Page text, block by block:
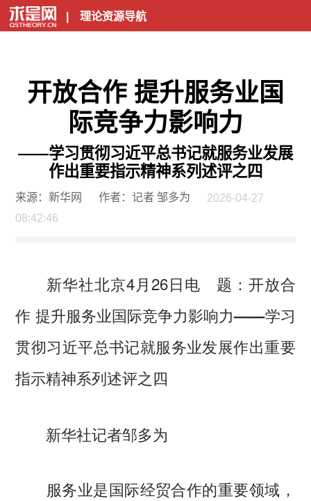
| 理论资源导航
开放合作 提升服务业国
际竞争力影响力
——学习贯彻习近平总书记就服务业发展
作出重要指示精神系列述评之四
来源：新华网 作者：记者 邹多为
2026-04-27
08:42:46
新华社北京4月26日电 题：开放合
作 提升服务业国际竞争力影响力——学习
贯彻习近平总书记就服务业发展作出重要
指示精神系列述评之四
新华社记者邹多为
服务业是国际经贸合作的重要领域，